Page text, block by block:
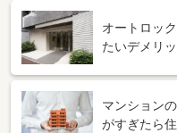
オートロッ
たいデメリ
マンション
がすぎたら